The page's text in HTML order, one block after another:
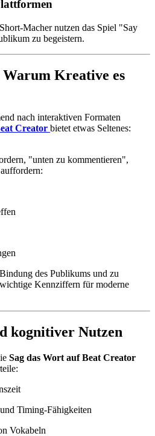
Macher nutzen das Spiel "Say
zu begeistern.
Kreative es
nach interaktiven Formaten
Creator bietet etwas Seltenes:
"unten zu kommentieren",
des Publikums und zu
Kennziffern für moderne
kognitiver Nutzen
Sag das Wort auf Beat Creator
Timing-Fähigkeiten
Vokabeln